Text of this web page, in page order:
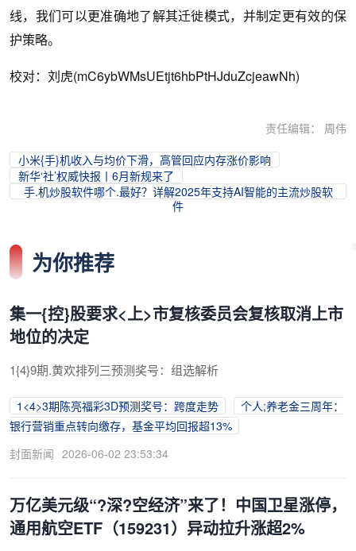
线，我们可以更准确地了解其迁徙模式，并制定更有效的保
护策略。
校对：刘虎(mC6ybWMsUEtjt6hbPtHJduZcjeawNh)
责任编辑： 周伟
小米{手}机收入与均价下滑，高管回应内存涨价影响
新华‘社’权威快报丨6月新规来了
手.机炒股软件哪个.最好？详解2025年支持AI智能的主流炒股软
件
为你推荐
集一{控}股要求<上>市复核委员会复核取消上市
地位的决定
1{4}9期.黄欢排列三预测奖号：组选解析
1<4>3期陈亮福彩3D预测奖号：跨度走势
个人;养老金三周年：
银行营销重点转向缴存，基金平均回报超13%
封面新闻 2026-06-02 23:53:34
万亿美元级“?深?空经济”来了！中国卫星涨停，
通用航空ETF（159231）异动拉升涨超2%